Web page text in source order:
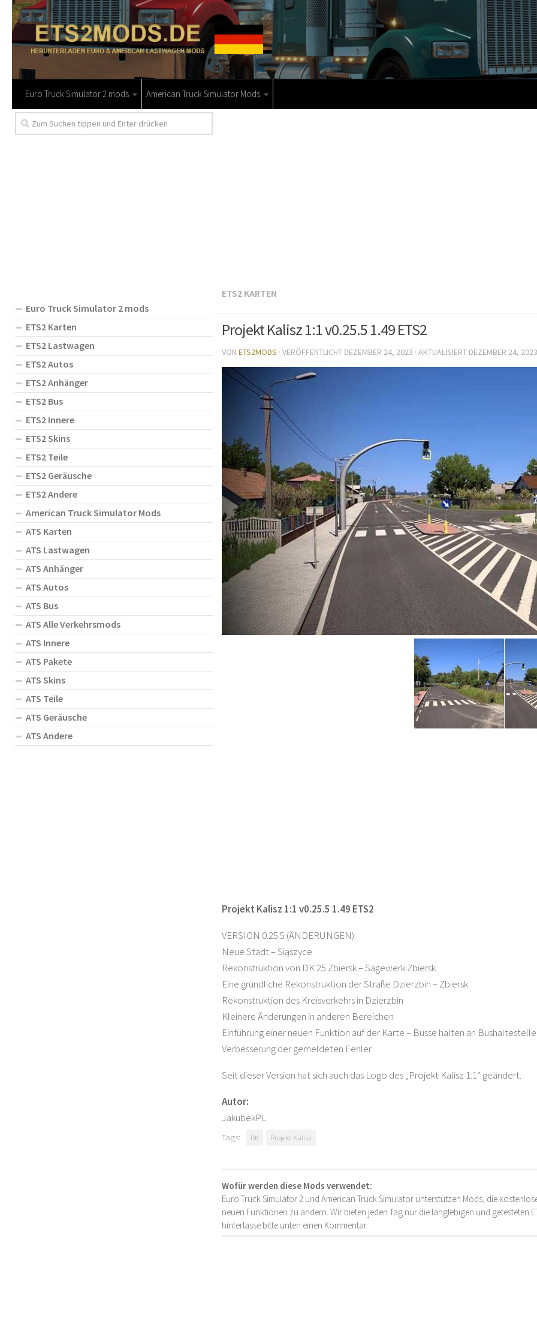
Euro Truck Simulator 2 mods American Truck Simulator Mods
ETS2 KARTEN
Projekt Kalisz 1:1 v0.25.5 1.49 ETS2
VON ETS2MODS · VERÖFFENTLICHT DEZEMBER 24, 2023 · AKTUALISIERT DEZEMBER 24, 2023
Projekt Kalisz 1:1 v0.25.5 1.49 ETS2
VERSION 0.25.5 (ÄNDERUNGEN):
Neue Stadt – Siąszyce
Rekonstruktion von DK 25 Zbiersk – Sägewerk Zbiersk
Eine gründliche Rekonstruktion der Straße Dzierzbin – Zbiersk
Rekonstruktion des Kreisverkehrs in Dzierzbin
Kleinere Änderungen in anderen Bereichen
Einführung einer neuen Funktion auf der Karte – Busse halten an
Verbesserung der gemeldeten Fehler
Seit dieser Version hat sich auch das Logo des „Projekt Kalisz 1:1“ geändert.
Autor:
JakubekPL
Tags: DK Projekt Kalisz
Wofür werden diese Mods verwendet:
Euro Truck Simulator 2 und American Truck Simulator unterstützen Mods, die
neuen Funktionen zu ändern. Wir bieten jeden Tag nur die langlebigen und getesteten
hinterlasse bitte unten einen Kommentar.
Euro Truck Simulator 2 mods
ETS2 Karten
ETS2 Lastwagen
ETS2 Autos
ETS2 Anhänger
ETS2 Bus
ETS2 Innere
ETS2 Skins
ETS2 Teile
ETS2 Geräusche
ETS2 Andere
American Truck Simulator Mods
ATS Karten
ATS Lastwagen
ATS Anhänger
ATS Autos
ATS Bus
ATS Alle Verkehrsmods
ATS Innere
ATS Pakete
ATS Skins
ATS Teile
ATS Geräusche
ATS Andere